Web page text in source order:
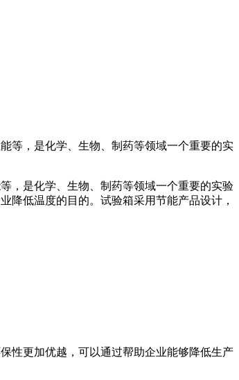
等，是化学、生物、制药等领域一个重要的实
，是化学、生物、制药等领域一个重要的实验
降低温度的目的。试验箱采用节能产品设计，
性更加优越，可以通过帮助企业能够降低生产